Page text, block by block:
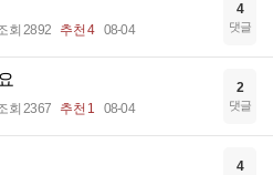
회 2892 추천 4 08-04
4
댓글
회 2367 추천 1 08-04
2
댓글
4